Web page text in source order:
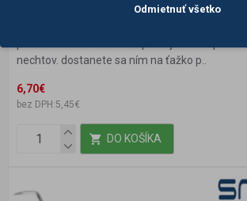
nechtov. dostanete sa ním na ťažko p..
6,70€
bez DPH:5,45€
DO KOŠÍKA
Odmietnuť všetko